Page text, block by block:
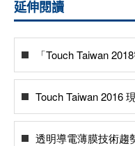
延伸閱讀
「Touch Taiwan
Touch Taiwan 2016
透明導電薄膜技術趨